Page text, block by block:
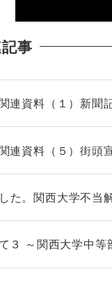
事
連資料（１）新聞
連資料（５）街頭
。関西大学不当
３ ～関西大学中